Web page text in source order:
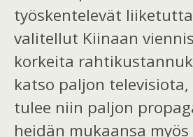
työskentelevät
valitellut Kiinaan
korkeita
katso paljon televisiota,
tulee niin paljon
heidän mukaansa